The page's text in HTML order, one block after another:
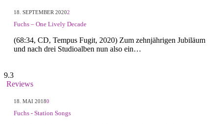
18. SEPTEMBER 20202
Fuchs – One Lively Decade
(68:34, CD, Tempus Fugit, 2020) Zum zehnjährigen Jubiläum
und nach drei Studioalben nun also ein…
9.3
Reviews
18. MAI 20180
Fuchs - Station Songs